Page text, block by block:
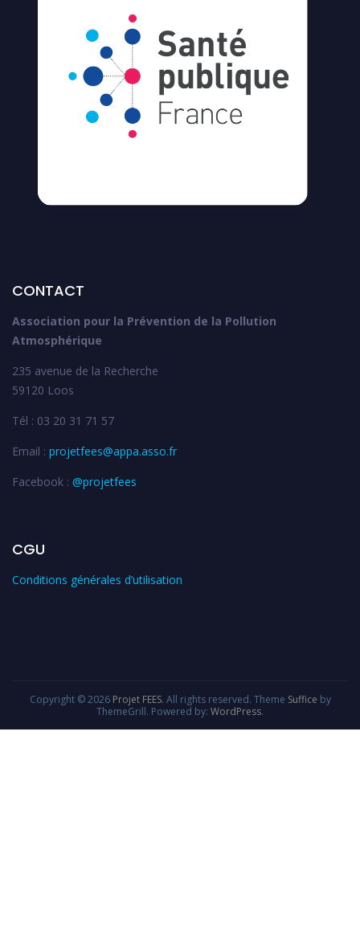
CONTACT
Association pour la Prévention de la Pollution
Atmosphérique
235 avenue de la Recherche
59120 Loos
Tél : 03 20 31 71 57
Email : projetfees@appa.asso.fr
Facebook : @projetfees
CGU
Conditions générales d’utilisation
Copyright © 2026 Projet FEES. All rights reserved. Theme Suffice by
ThemeGrill. Powered by: WordPress.